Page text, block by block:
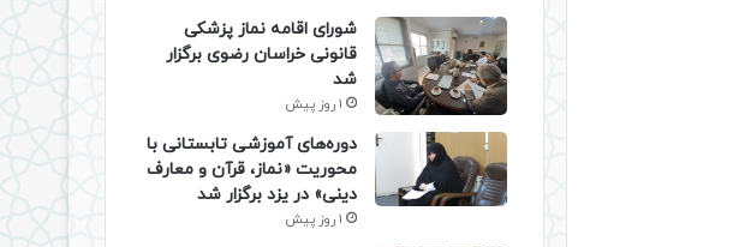
شورای اقامه نماز پزشکی
قانونی خراسان رضوی برگزار
شد
1 روز پیش
دوره‌های آموزشی تابستانی با
محوریت «نماز، قرآن و معارف
دینی» در یزد برگزار شد
1 روز پیش